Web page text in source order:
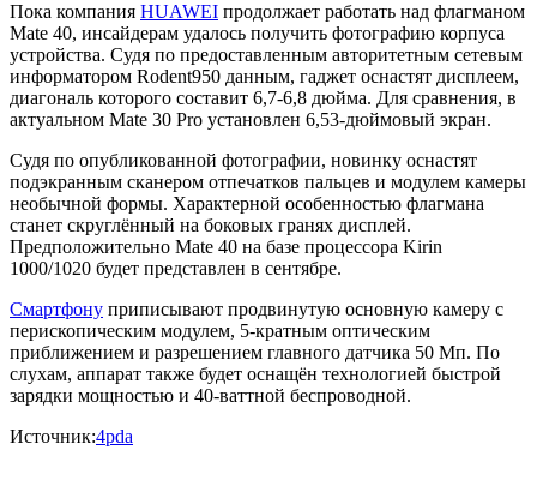
Пока компания HUAWEI продолжает работать над флагманом
Mate 40, инсайдерам удалось получить фотографию корпуса
устройства. Судя по предоставленным авторитетным сетевым
информатором Rodent950 данным, гаджет оснастят дисплеем,
диагональ которого составит 6,7-6,8 дюйма. Для сравнения, в
актуальном Mate 30 Pro установлен 6,53-дюймовый экран.
Судя по опубликованной фотографии, новинку оснастят
подэкранным сканером отпечатков пальцев и модулем камеры
необычной формы. Характерной особенностью флагмана
станет скруглённый на боковых гранях дисплей.
Предположительно Mate 40 на базе процессора Kirin
1000/1020 будет представлен в сентябре.
Смартфону приписывают продвинутую основную камеру с
перископическим модулем, 5-кратным оптическим
приближением и разрешением главного датчика 50 Мп. По
слухам, аппарат также будет оснащён технологией быстрой
зарядки мощностью и 40-ваттной беспроводной.
Источник:4pda